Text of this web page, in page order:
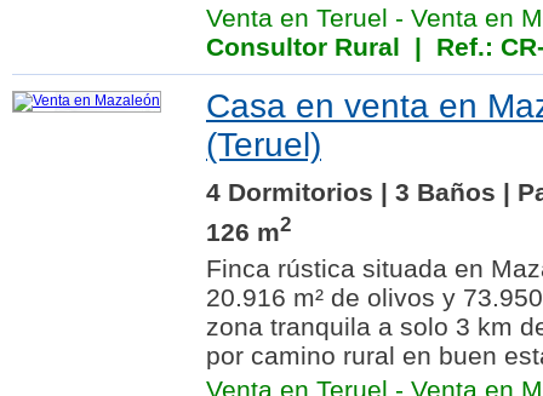
Venta en Teruel - Venta en
Consultor Rural | Ref.:
Casa en venta en
(Teruel)
4 Dormitorios | 3 Baños |
126 m2
Finca rústica situada en
20.916 m² de olivos y
zona tranquila a solo 3 km
por camino rural en buen
Venta en Teruel - Venta en